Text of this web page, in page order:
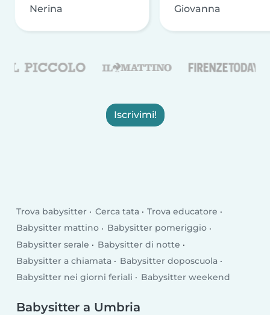
Nerina Giovanna
Iscrivimi!
Trova babysitter Cerca tata
Trova educatore
Babysitter mattino
Babysitter pomeriggio
Babysitter serale
Babysitter di notte
Babysitter a chiamata
Babysitter doposcuola
Babysitter nei giorni feriali
Babysitter weekend
Babysitter a Umbria